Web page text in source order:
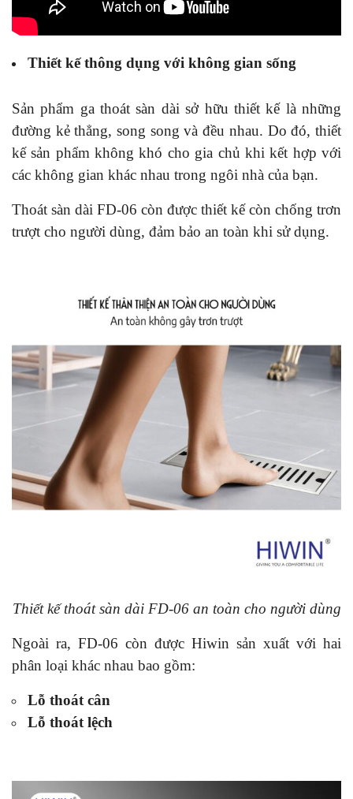
Thiết kế thông dụng với không gian sống
Sản phẩm ga thoát sàn dài sở hữu thiết kế là những
đường kẻ thẳng, song song và đều nhau. Do đó, thiết
kế sản phẩm không khó cho gia chủ khi kết hợp với
các không gian khác nhau trong ngôi nhà của bạn.
Thoát sàn dài FD-06 còn được thiết kế còn chống trơn
trượt cho người dùng, đảm bảo an toàn khi sử dụng.
Thiết kế thoát sàn dài FD-06 an toàn cho người dùng
Ngoài ra, FD-06 còn được Hiwin sản xuất với hai
phân loại khác nhau bao gồm:
Lỗ thoát cân
Lỗ thoát lệch